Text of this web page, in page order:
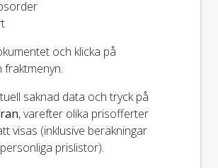
och klicka på
fraktmenyn.
saknad data och tryck på
, varefter olika prisofferter
visas (inklusive beräkningar
prislistor).